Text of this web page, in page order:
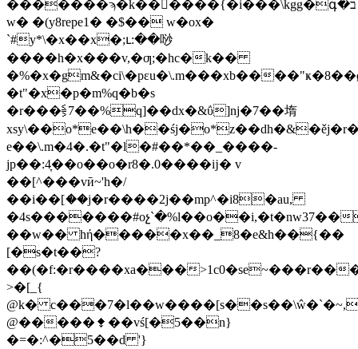
�������ϡ�k��򻶁����{�i���\kgg�գ�ב
w� �(y8repe1� �$�� w�ox�
`#y*\�x��x�;ւ:��唦
����h�x���v,�ƣ;�hc�k��
�%�x�gm&�ci\�pɛu�\.m���xb��
�t"�x�p�m%q�b�s
�r���⪋7��%q]��dx�&ΰ]nj�7��堶
e��\.m�4�.�t"�l�#��*��_����-
jp��:4̞��o��o�r8�.0����ĳ� v
��[^���vӣ~'h�/
��i��[ަ��j�r����2j��mp^�i8�au,
�4s�������#oչ`�%l��o��i,�t�nw37��
��w�� hή�����x��_8�e&h��{��
[�s�t��?
��(�f:�r����xa���>1c0�se~���r��
>�[_{
@k�
@�����⧪��vś[�5��n}
�=�:^�5��d '}